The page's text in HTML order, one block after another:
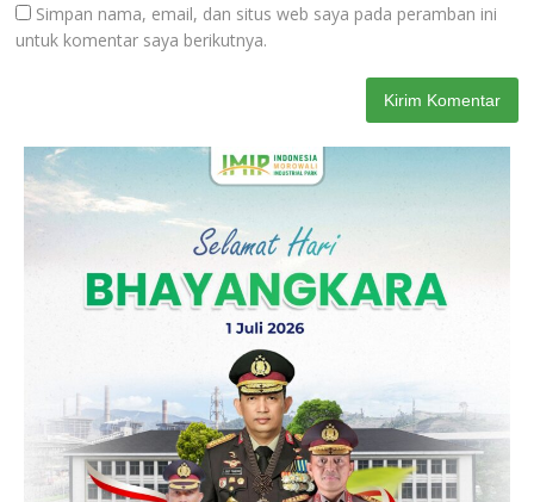
Simpan nama, email, dan situs web saya pada peramban ini
untuk komentar saya berikutnya.